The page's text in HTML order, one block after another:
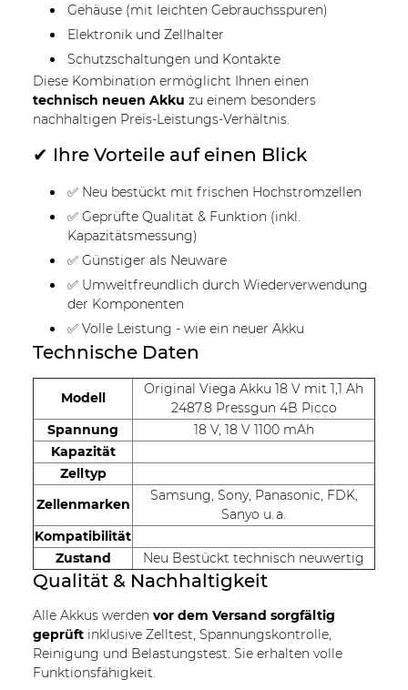
Gehäuse (mit leichten Gebrauchsspuren)
Elektronik und Zellhalter
Schutzschaltungen und Kontakte
Diese Kombination ermöglicht Ihnen einen
technisch neuen Akku zu einem besonders
nachhaltigen Preis-Leistungs-Verhältnis.
✔ Ihre Vorteile auf einen Blick
✅ Neu bestückt mit frischen Hochstromzellen
✅ Geprüfte Qualität & Funktion (inkl.
Kapazitätsmessung)
✅ Günstiger als Neuware
✅ Umweltfreundlich durch Wiederverwendung
der Komponenten
✅ Volle Leistung - wie ein neuer Akku
Technische Daten
Modell
Original Viega Akku 18 V mit 1,1 Ah
2487.8 Pressgun 4B Picco
Spannung
18 V, 18 V 1100 mAh
Kapazität
Zelltyp
Zellenmarken
Samsung, Sony, Panasonic, FDK,
Sanyo u. a.
Kompatibilität
Zustand
Neu Bestückt technisch neuwertig
Qualität & Nachhaltigkeit
Alle Akkus werden vor dem Versand sorgfältig
geprüft inklusive Zelltest, Spannungskontrolle,
Reinigung und Belastungstest. Sie erhalten volle
Funktionsfähigkeit.